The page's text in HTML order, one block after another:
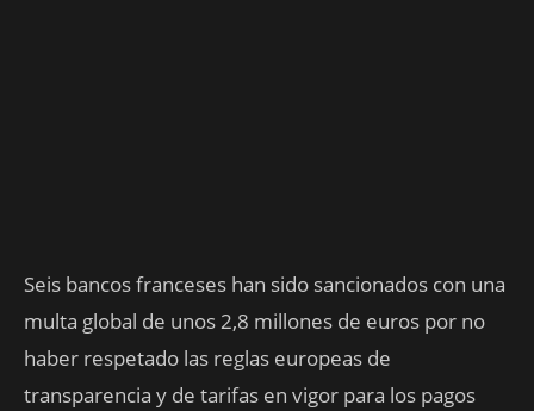
Seis bancos franceses han sido sancionados con una
multa global de unos 2,8 millones de euros por no
haber respetado las reglas europeas de
transparencia y de tarifas en vigor para los pagos